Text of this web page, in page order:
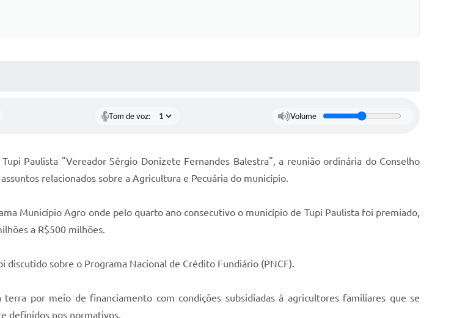
Tom de voz: Volume
Paulista "Vereador Sérgio Donizete Fernandes Balestra", a reunião ordinária do Conselho
relacionados sobre a Agricultura e Pecuária do município.
Município Agro onde pelo quarto ano consecutivo o município de Tupi Paulista foi premiado,
a R$500 milhões.
sobre o Programa Nacional de Crédito Fundiário (PNCF).
por meio de financiamento com condições subsidiadas à agricultores familiares que se
definidos nos normativos.